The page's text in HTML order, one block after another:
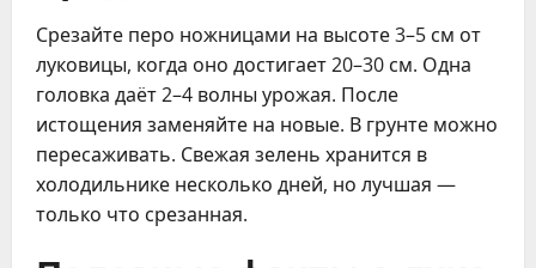
Срезайте перо ножницами на высоте 3–5 см от
луковицы, когда оно достигает 20–30 см. Одна
головка даёт 2–4 волны урожая. После
истощения заменяйте на новые. В грунте можно
пересаживать. Свежая зелень хранится в
холодильнике несколько дней, но лучшая —
только что срезанная.